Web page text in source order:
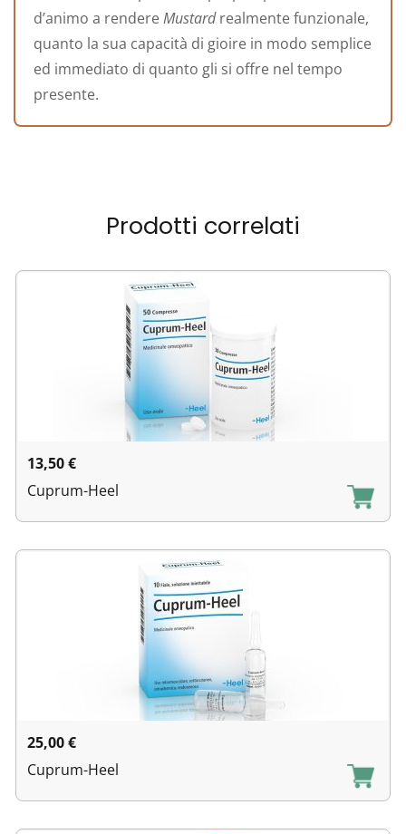
d’animo a rendereMustardrealmente funzionale,
quanto la sua capacità di gioire in modo semplice
ed immediato di quanto gli si offre nel tempo
presente.
Prodotti correlati
13,50€
Cuprum-Heel
25,00€
Cuprum-Heel